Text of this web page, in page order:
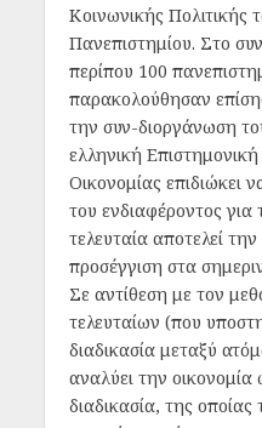
Κοινωνικής Πολιτικής
Πανεπιστημίου. Στο
περίπου 100
παρακολούθησαν
την συν-διοργάνωση
ελληνική Επιστημονική
Οικονομίας επιδιώκει
του ενδιαφέροντος
τελευταία αποτελεί
προσέγγιση στα
Σε αντίθεση με τον
τελευταίων (που
διαδικασία μεταξύ
αναλύει την οικονομία
διαδικασία, της